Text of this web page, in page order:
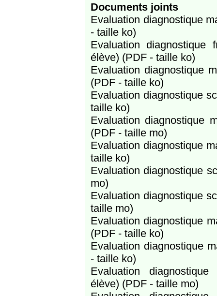
Documents joints
Evaluation diagnostique
- taille ko)
Evaluation diagnostique
élève) (PDF - taille ko)
Evaluation diagnostique
(PDF - taille ko)
Evaluation diagnostique
taille ko)
Evaluation diagnostique
(PDF - taille mo)
Evaluation diagnostique
taille ko)
Evaluation diagnostique
mo)
Evaluation diagnostique
taille mo)
Evaluation diagnostique
(PDF - taille ko)
Evaluation diagnostique
- taille ko)
Evaluation diagnostique
élève) (PDF - taille mo)